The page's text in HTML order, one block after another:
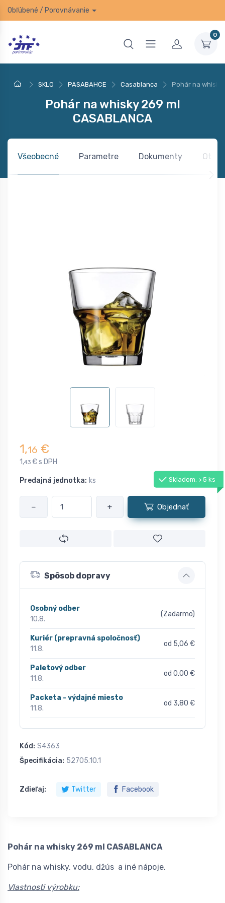
Obľúbené / Porovnávanie
0
SKLO PASABAHCE Casablanca Pohár na whisky
Pohár na whisky 269 ml
CASABLANCA
Všeobecné Parametre Dokumenty
1,16 €
1,43 € s DPH
Predajná jednotka: ks Skladom: > 5 ks
− + Objednať
Spôsob dopravy
Osobný odber
10.8.
(Zadarmo)
Kuriér (prepravná spoločnosť)
11.8.
od 5,06 €
Paletový odber
11.8.
od 0,00 €
Packeta - výdajné miesto
11.8.
od 3,80 €
Kód: S4363
Špecifikácia: 52705.10.1
Zdieľaj: Twitter Facebook
Pohár na whisky 269 ml CASABLANCA
Pohár na whisky, vodu, džús a iné nápoje.
Vlastnosti výrobku: